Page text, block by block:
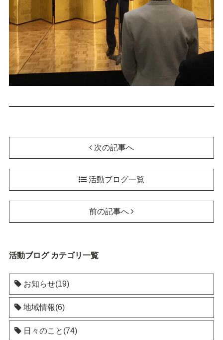
次の記事へ
活動ブログ一覧
前の記事へ
活動ブログ カテゴリ一覧
お知らせ(19)
地域情報(6)
日々のこと(74)